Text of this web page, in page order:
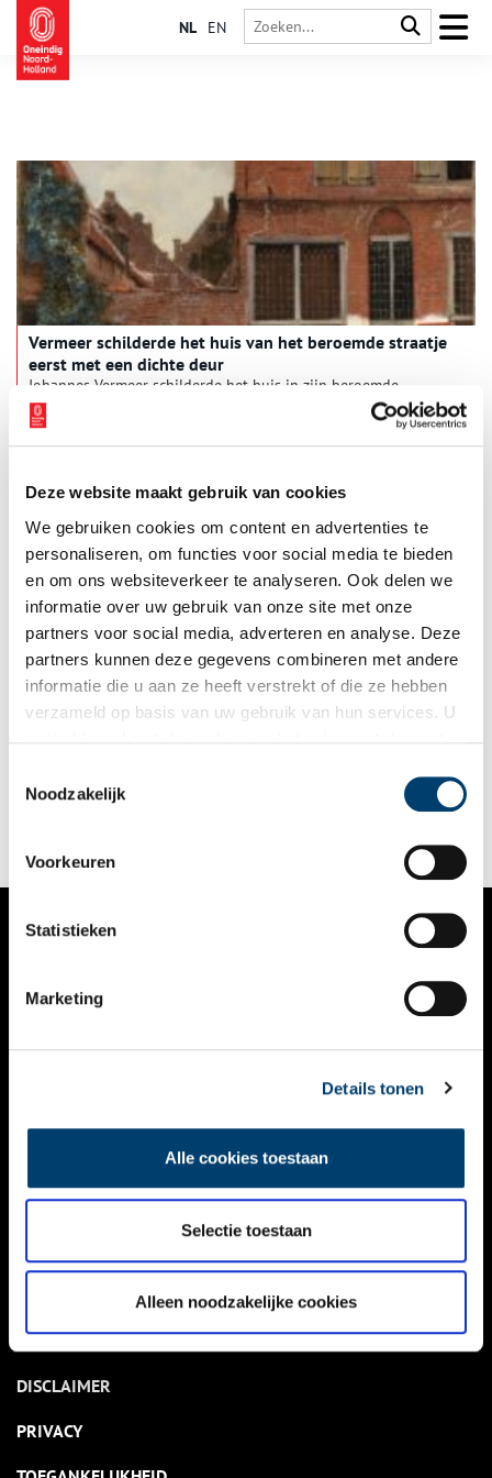
Deze website maakt gebruik van cookies
We gebruiken cookies om content en advertenties te
personaliseren, om functies voor social media te bieden
en om ons websiteverkeer te analyseren. Ook delen we
informatie over uw gebruik van onze site met onze
partners voor social media, adverteren en analyse. Deze
partners kunnen deze gegevens combineren met andere
informatie die u aan ze heeft verstrekt of die ze hebben
verzameld op basis van uw gebruik van hun services. U
Noodzakelijk
Voorkeuren
Statistieken
Marketing
Details tonen
Alle cookies toestaan
Selectie toestaan
Alleen noodzakelijke cookies
NL EN
‌Vermeer schilderde het huis van het beroemde straatje
eerst met een dichte deur
Johannes Vermeer schilderde het huis in zijn beroemde
schilderij Het straatje (ca. 1658–1659) in eerste instantie met
de deur dicht. Ook blijkt de vrouw die nu in de deuropening
zit een gespiegelde kopie te zijn van de figuur die hij
plaatste. Deze nieuwe ontdekkingen komen bovenop al
bekende wijzigingen die Vermeer doorvoerde, zoals de
toevoeging van het rode luik rechts en de spelende kinderen
op de stoep.
Namaak voor gevorderden
De vervalsingspraktijken van Han van Meegeren waren één
van de grootste kunstschandalen uit de Nederlandse
NIEUWS
KALENDER
ACTIVITEITEN
NIEUWSBRIEF
DISCLAIMER
PRIVACY